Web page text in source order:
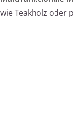
wie Teakholz oder